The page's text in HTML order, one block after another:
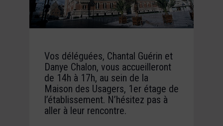
Vos déléguées, Chantal Guérin et
Danye Chalon, vous accueilleront
de 14h à 17h, au sein de la
Maison des Usagers, 1er étage de
l’établissement. N’hésitez pas à
aller à leur rencontre.